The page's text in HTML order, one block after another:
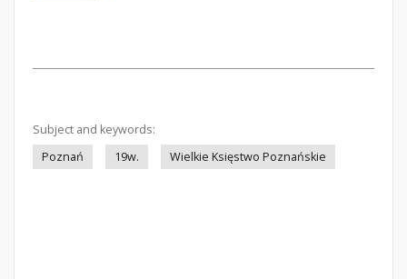
Subject and keywords:
Poznań
19w. Wielkie Księstwo Poznańskie